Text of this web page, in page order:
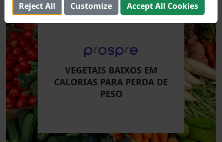
VEGETAIS BAIXOS EM
CALORIAS PARA PERDA DE
PESO
Reject All Customize Accept All Cookies